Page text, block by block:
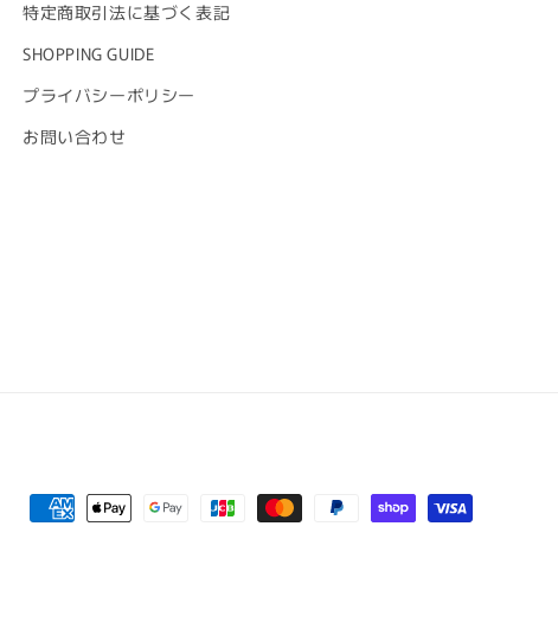
特定商取引法に基づく表記
SHOPPING GUIDE
プライバシーポリシー
お問い合わせ